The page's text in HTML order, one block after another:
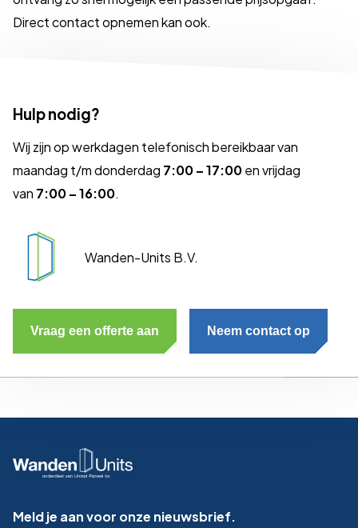
Direct contact opnemen kan ook.
Hulp nodig?
Wij zijn op werkdagen telefonisch bereikbaar van
maandag t/m donderdag 7:00 – 17:00en vrijdag
van 7:00 – 16:00.
Wanden-Units B.V.
Vraag een offerte aan Neem contact op
Meld je aan voor onze nieuwsbrief.